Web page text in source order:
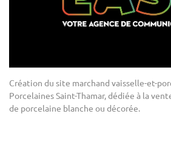
Création du site marchand vaisselle-et-
Porcelaines Saint-Thamar, dédiée à la
de porcelaine blanche ou décorée.